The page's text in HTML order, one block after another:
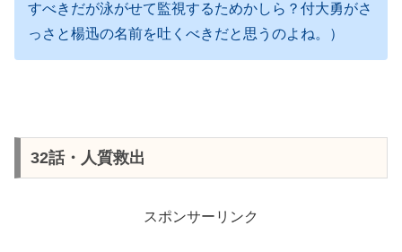
すべきだが泳がせて監視するためかしら？付大勇がさ
っさと楊迅の名前を吐くべきだと思うのよね。）
32話・人質救出
スポンサーリンク